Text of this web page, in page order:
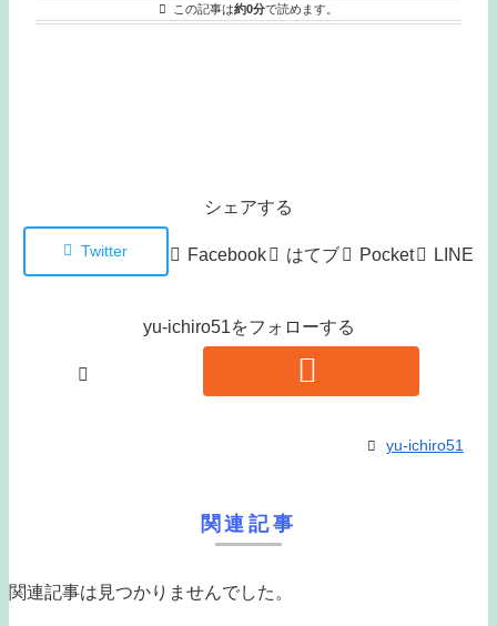
この記事は約0分で読めます。
シェアする
Twitter Facebook はてブ Pocket LINE
yu-ichiro51をフォローする
yu-ichiro51
関連記事
関連記事は見つかりませんでした。